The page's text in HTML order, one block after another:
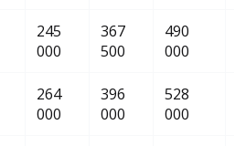
245
000
367
500
490
000
264
000
396
000
528
000